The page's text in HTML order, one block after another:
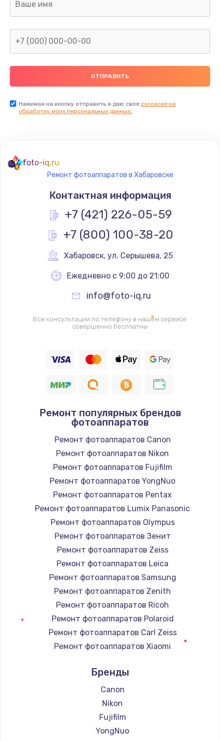
Ремонт капиллярной трубки
400 руб.
Заказать
Замена термостата
1200 руб.
Заказать
Замена реле
Замена термопредохранителя
700 руб.
Заказать
2500 руб.
1400 руб.
Заказать
Замена / ремонт электронного модуля
управления
Заказать
Замена конфорки
Заказать
Замена платы сенсора
Заказать
1300 руб.
Заказать
Замена сигнальной лампы
Нажимая на кнопку отправить я даю свое согласие на
обработку моих персональных данных.
foto-iq.ru
Ремонт фотоаппаратов в Хабаровске
Контактная информация
+7 (421) 226-05-59
+7 (800) 100-38-20
Хабаровск, ул. Серышева, 25
Ежедневно с 9:00 до 21:00
info@foto-iq.ru
Все консультации по телефону в нашем сервисе
совершенно бесплатны
Ремонт популярных брендов
фотоаппаратов
Ремонт фотоаппаратов Canon
Ремонт фотоаппаратов Nikon
Ремонт фотоаппаратов Fujifilm
Ремонт фотоаппаратов YongNuo
Ремонт фотоаппаратов Pentax
Ремонт фотоаппаратов Lumix Panasonic
Ремонт фотоаппаратов Olympus
Ремонт фотоаппаратов Зенит
Ремонт фотоаппаратов Zeiss
Ремонт фотоаппаратов Leica
Ремонт фотоаппаратов Samsung
Ремонт фотоаппаратов Zenith
Ремонт фотоаппаратов Ricoh
Ремонт фотоаппаратов Polaroid
Ремонт фотоаппаратов Carl Zeiss
Ремонт фотоаппаратов Xiaomi
Ремонт фотоаппаратов Kodak
Ремонт фотоаппаратов Blackmagic
Бренды
Canon
Nikon
Fujifilm
YongNuo